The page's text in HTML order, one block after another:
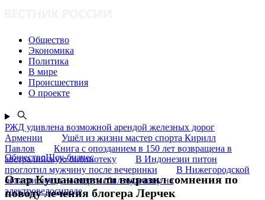
Общество
Экономика
Политика
В мире
Происшествия
О проекте
РЖД удивлена возможной арендой железных дорог
Армении
Ушёл из жизни мастер спорта Кирилл
Павлов
Книга с опозданием в 150 лет возвращена в
австралийскую библиотеку
В Индонезии питон
проглотил мужчину после вечеринки
В Нижегородской
области поезд насмерть сбил мужчину на
электровелосипеде
ОбществоШоу-бизнес
Отар Кушанашвили выразил сомнения по
поводу лечения блогера Лерчек